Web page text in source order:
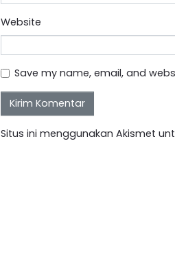
Website
Save my name, email, and
Situs ini menggunakan Akismet